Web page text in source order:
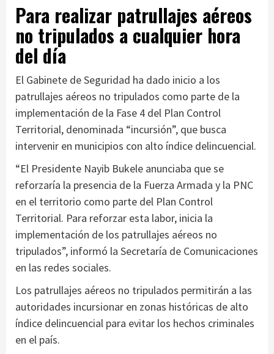
Para realizar patrullajes aéreos
no tripulados a cualquier hora
del día
El Gabinete de Seguridad ha dado inicio a los
patrullajes aéreos no tripulados como parte de la
implementación de la Fase 4 del Plan Control
Territorial, denominada “incursión”, que busca
intervenir en municipios con alto índice delincuencial.
“El Presidente Nayib Bukele anunciaba que se
reforzaría la presencia de la Fuerza Armada y la PNC
en el territorio como parte del Plan Control
Territorial. Para reforzar esta labor, inicia la
implementación de los patrullajes aéreos no
tripulados”, informó la Secretaría de Comunicaciones
en las redes sociales.
Los patrullajes aéreos no tripulados permitirán a las
autoridades incursionar en zonas históricas de alto
índice delincuencial para evitar los hechos criminales
en el país.